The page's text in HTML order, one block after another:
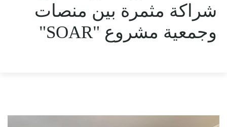
شراكة مثمرة بين منصات
وجمعية مشروع "SOAR"